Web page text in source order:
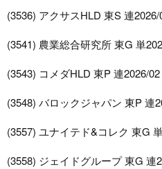
(3536) アクサスHLD 東S 連
(3541) 農業総合研究所 東G 単
(3543) コメダHLD 東P 連2026/
(3548) バロックジャパン 東P 連
(3557) ユナイテド&コレク 東G
(3558) ジェイドグループ 東G 連